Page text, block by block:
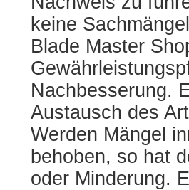
keine
Blade Master
Nachbesserung.
Austausch des
Werden Mängel
behoben, so hat
oder Minderung.